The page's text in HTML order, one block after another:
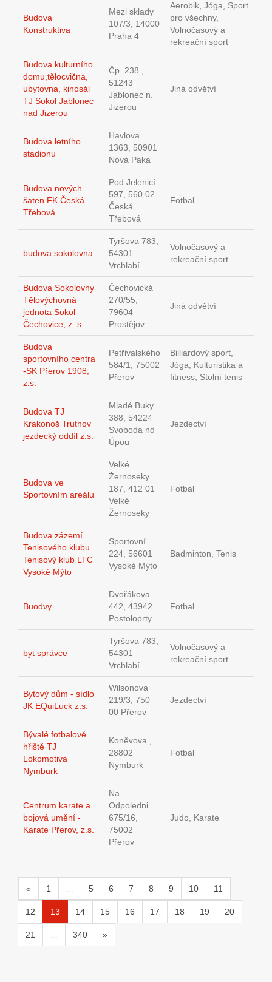
Budova
Konstruktiva
Mezi sklady
107/3, 14000
Praha 4
Aerobik, Jóga, Sport
pro všechny,
Volnočasový a
rekreační sport
Budova kulturního
domu,tělocvična,
ubytovna, kinosál
TJ Sokol Jablonec
nad Jizerou
Čp. 238 ,
51243
Jablonec n.
Jizerou
Jiná odvětví
Budova letního
stadionu
Havlova
1363, 50901
Nová Paka
Budova nových
šaten FK Česká
Třebová
Pod Jelenicí
597, 560 02
Česká
Třebová
Fotbal
budova sokolovna
Tyršova 783,
54301
Vrchlabí
Volnočasový a
rekreační sport
Budova Sokolovny
Tělovýchovná
jednota Sokol
Čechovice, z. s.
Čechovická
270/55,
79604
Prostějov
Jiná odvětví
Budova
sportovního centra
-SK Přerov 1908,
z.s.
Petřivalského
584/1, 75002
Přerov
Billiardový sport,
Jóga, Kulturistika a
fitness, Stolní tenis
Budova TJ
Krakonoš Trutnov
jezdecký oddíl z.s.
Mladé Buky
388, 54224
Svoboda nd
Úpou
Jezdectví
Budova ve
Sportovním areálu
Velké
Žernoseky
187, 412 01
Velké
Žernoseky
Fotbal
Budova zázemí
Tenisového klubu
Tenisový klub LTC
Vysoké Mýto
Sportovní
224, 56601
Vysoké Mýto
Badminton, Tenis
Buodvy
Dvořákova
442, 43942
Postoloprty
Fotbal
byt správce
Tyršova 783,
54301
Vrchlabí
Volnočasový a
rekreační sport
Bytový dům - sídlo
JK EQuiLuck z.s.
Wilsonova
219/3, 750
00 Přerov
Jezdectví
Bývalé fotbalové
hřiště TJ
Lokomotiva
Nymburk
Koněvova ,
28802
Nymburk
Fotbal
Centrum karate a
bojová umění -
Karate Přerov, z.s.
Na
Odpoledni
675/16,
75002
Přerov
Judo, Karate
« 1 ... 5 6 7 8 9 10 11
12 13 14 15 16 17 18 19 20
21 ... 340 »